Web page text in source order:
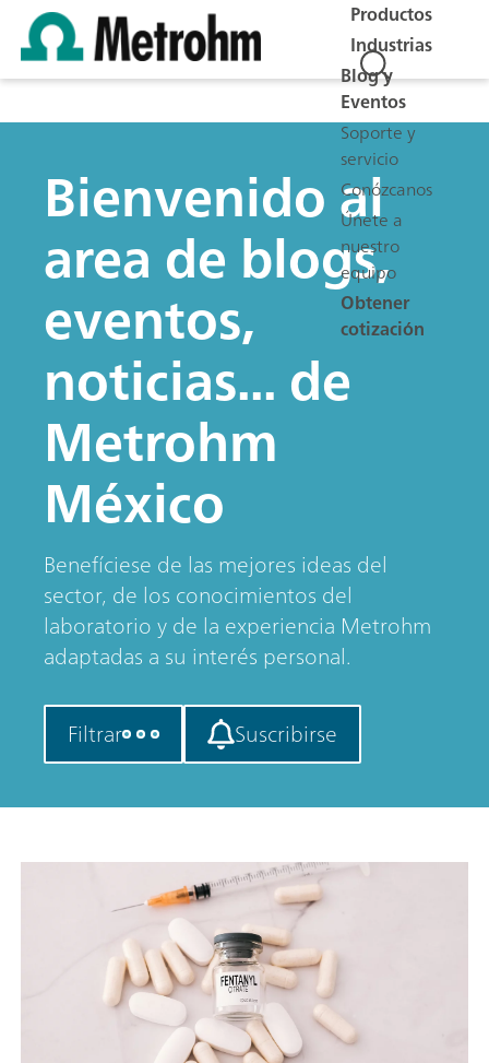
Productos
Industrias
Blog y
Eventos
Soporte y
servicio
Conózcanos
Únete a
nuestro
equipo
Obtener
cotización
Bienvenido al
area de blogs,
eventos,
noticias... de
Metrohm
México
Benefíciese de las mejores ideas del
sector, de los conocimientos del
laboratorio y de la experiencia Metrohm
adaptadas a su interés personal.
Filtrar Suscribirse